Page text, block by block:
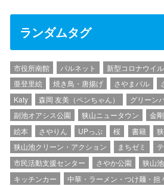
ランダムタグ
市役所南館 パルネット 新型コロナウイ
亜登里絵
焼き鳥・唐揚げ さやまバル
Katy
森岡 友美（ペンちゃん） グリーン
副池オアシス公園
狭山ニュータウン 金
絵本
さやりん UPっぷ 桜 書籍
狭山池クリーン・アクション
まちゼミ
市民活動支援センター
さやか公園 狭山
キッチンカー
中華・ラーメン・つけ麺・担